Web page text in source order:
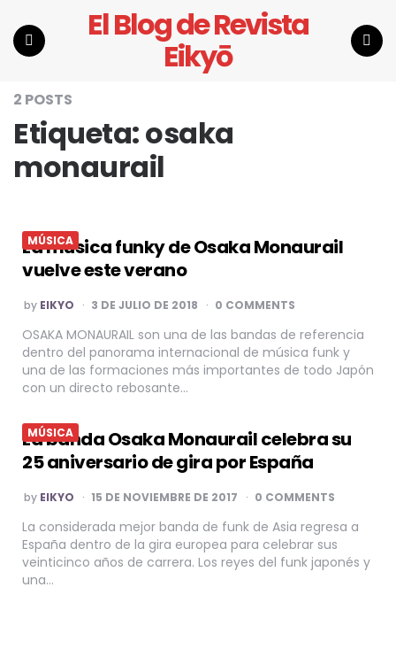
El Blog de Revista
Eikyō
2 POSTS
Etiqueta:osaka
monaurail
MÚSICA
La música funky de Osaka Monaurail
vuelve este verano
POSTED
BY
by EIKYO 3 DE JULIO DE 2018 0 COMMENTS
OSAKA MONAURAIL son una de las bandas de referencia
dentro del panorama internacional de música funk y
una de las formaciones más importantes de todo Japón
con un directo rebosante…
MÚSICA
La banda Osaka Monaurail celebra su
25 aniversario de gira por España
POSTED
BY
by EIKYO 15 DE NOVIEMBRE DE 2017 0 COMMENTS
La considerada mejor banda de funk de Asia regresa a
España dentro de la gira europea para celebrar sus
veinticinco años de carrera. Los reyes del funk japonés y
una…